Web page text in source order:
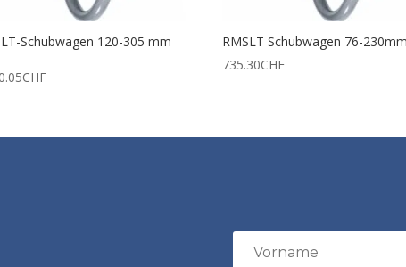
Schubwagen 120-305 mm
CHF
RMSLT Schubwagen 76-
735.30CHF